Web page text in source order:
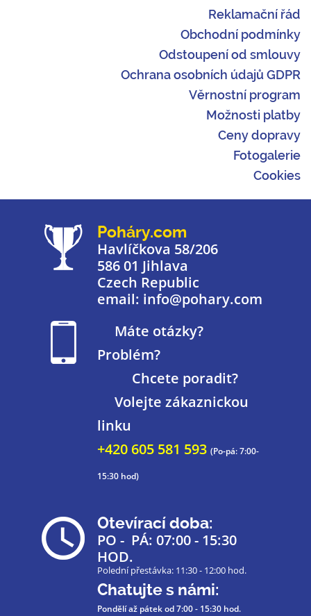
Reklamační řád
Obchodní podmínky
Odstoupení od smlouvy
Ochrana osobních údajů GDPR
Věrnostní program
Možnosti platby
Ceny dopravy
Fotogalerie
Cookies
Poháry.com
Havlíčkova 58/206
586 01 Jihlava
Czech Republic
email: info@pohary.com
Máte otázky?
Problém?
Chcete poradit?
Volejte zákaznickou
linku
+420 605 581 593 (Po-pá: 7:00-
15:30 hod)
Otevírací doba:
PO - PÁ: 07:00 - 15:30
HOD.
Polední přestávka: 11:30 - 12:00 hod.
Chatujte s námi:
Pondělí až pátekod 7:00 - 15:30 hod.